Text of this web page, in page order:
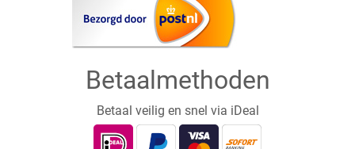
Betaalmethoden
Betaal veilig en snel via iDeal